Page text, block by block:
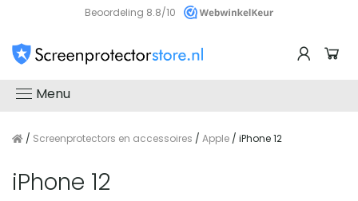
Beoordeling 8.8/10
Menu
/ Screenprotectors en accessoires / Apple / iPhone 12
iPhone 12